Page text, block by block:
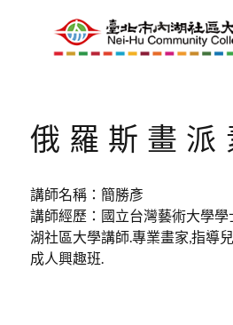
俄羅斯畫派
講師名稱：簡勝彥
講師經歷：國立台灣藝術大學學
湖社區大學講師.專業畫家,指導
成人興趣班.